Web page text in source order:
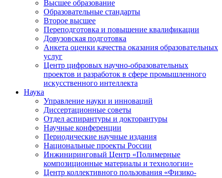
Высшее образование
Образовательные стандарты
Второе высшее
Переподготовка и повышение квалификации
Довузовская подготовка
Анкета оценки качества оказания образовательных
услуг
Центр цифровых научно-образовательных
проектов и разработок в сфере промышленного
искусственного интеллекта
Наука
Управление науки и инноваций
Диссертационные советы
Отдел аспирантуры и докторантуры
Научные конференции
Периодические научные издания
Национальные проекты России
Инжиниринговый Центр «Полимерные
композиционные материалы и технологии»
Центр коллективного пользования «Физико-